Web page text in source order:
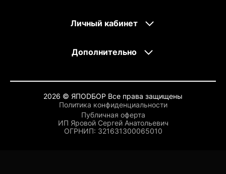
Личный кабинет
Дополнительно
2026 © ЯПОDБОР Все права защищены
Политика конфиденциальности
Публичная оферта
ИП Яровой Сергей Анатольевич
OГРНИП: 321631300065010